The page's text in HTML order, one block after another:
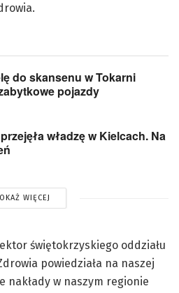
do skansenu w Tokarni
pojazdy
władzę w Kielcach. Na
WIĘCEJ
świętokrzyskiego oddziału
powiedziała na naszej
nakłady w naszym regionie